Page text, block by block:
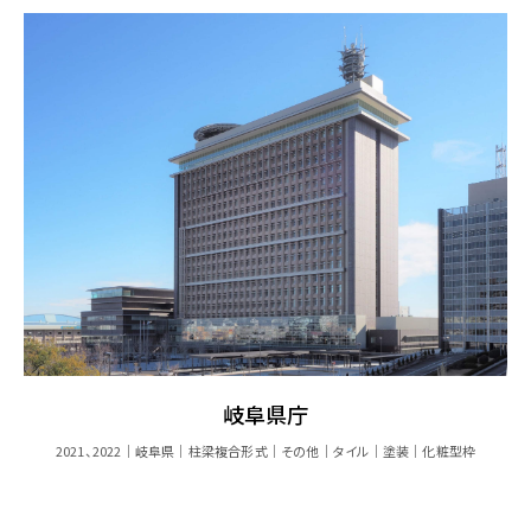
岐阜県庁
2021、2022 岐阜県 柱梁複合形式 その他 タイル 塗装 化粧型枠